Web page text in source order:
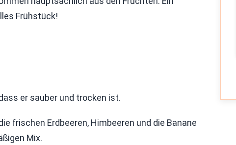
Frühstück!
er sauber und trocken ist.
frischen Erdbeeren, Himbeeren und die Banane
Mix.